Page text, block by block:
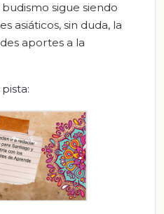
sigue siendo
asiáticos, sin duda, la
aportes a la